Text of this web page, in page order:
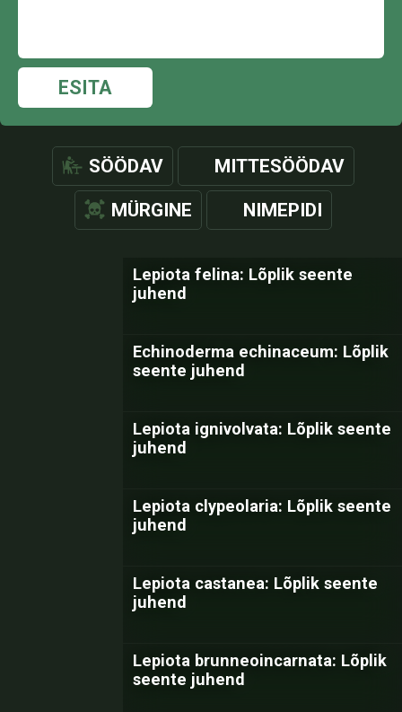
ESITA
SÖÖDAV MITTESÖÖDAV
MÜRGINE NIMEPIDI
Lepiota felina: Lõplik seente
juhend
Echinoderma echinaceum: Lõplik
seente juhend
Lepiota ignivolvata: Lõplik seente
juhend
Lepiota clypeolaria: Lõplik seente
juhend
Lepiota castanea: Lõplik seente
juhend
Lepiota brunneoincarnata: Lõplik
seente juhend